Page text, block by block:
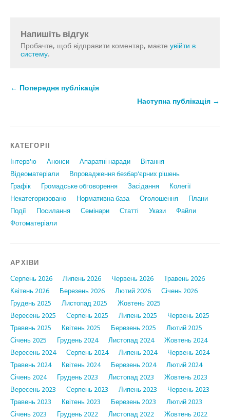
Напишіть відгук
Пробачте, щоб відправити коментар, маєте увійти в
систему.
← Попередня публікація
Наступна публікація →
КАТЕГОРІЇ
Інтерв'ю Анонси Апаратні наради
Вiтання
Відеоматеріали
Впровадження безбар'єрних рішень
Графiк
Громадське обговорення Засідання
Колегії
Некатегоризовано
Нормативна база Оголошення
Плани
Події
Посилання Семінари Статтi Укази
Файли
Фотоматеріали
АРХІВИ
Серпень 2026 Липень 2026 Червень 2026
Травень 2026
Квітень 2026
Березень 2026 Лютий 2026
Січень 2026
Грудень 2025
Листопад 2025
Жовтень 2025
Вересень 2025
Серпень 2025 Липень 2025
Червень 2025
Травень 2025
Квітень 2025 Березень 2025
Лютий 2025
Січень 2025
Грудень 2024 Листопад 2024
Жовтень 2024
Вересень 2024
Серпень 2024 Липень 2024
Червень 2024
Травень 2024
Квітень 2024 Березень 2024
Лютий 2024
Січень 2024
Грудень 2023 Листопад 2023
Жовтень 2023
Вересень 2023
Серпень 2023 Липень 2023
Червень 2023
Травень 2023
Квітень 2023 Березень 2023
Лютий 2023
Січень 2023
Грудень 2022 Листопад 2022 Жовтень 2022